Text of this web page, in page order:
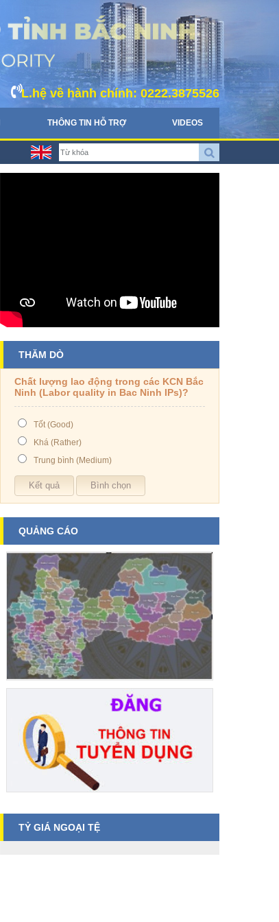
L.hệ về hành chính: 0222.3875526
THÔNG TIN HỖ TRỢ VIDEOS
THĂM DÒ
Chất lượng lao động trong các KCN Bắc
Ninh (Labor quality in Bac Ninh IPs)?
Tốt (Good)
Khá (Rather)
Trung bình (Medium)
QUẢNG CÁO
TỶ GIÁ NGOẠI TỆ